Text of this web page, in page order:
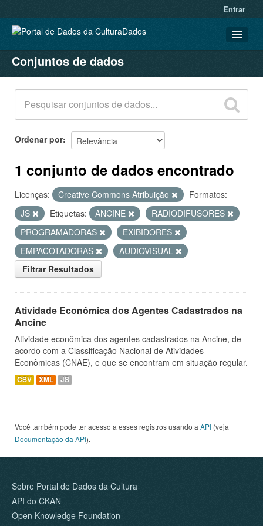
Entrar
CONJUNTOS DE DADOS
ORGANIZAÇÕES
GRUPOS
SOBRE
Conjuntos de dados
Ordenar por
1 conjunto de dados encontrado
Licenças: Creative Commons Atribuição
Formatos:
JS
Etiquetas: ANCINE
RADIODIFUSORES
PROGRAMADORAS
EXIBIDORES
EMPACOTADORAS
AUDIOVISUAL
Filtrar Resultados
Atividade Econômica dos Agentes Cadastrados na
Ancine
Atividade econômica dos agentes cadastrados na Ancine, de
acordo com a Classificação Nacional de Atividades
Econômicas (CNAE), e que se encontram em situação regular.
CSV XML JS
Você também pode ter acesso a esses registros usando a API (veja
Documentação da API).
Sobre Portal de Dados da Cultura
API do CKAN
Open Knowledge Foundation